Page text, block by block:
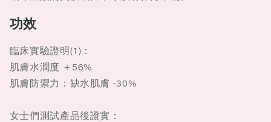
功效
臨床實驗證明(1)：
肌膚水潤度 ＋56%
肌膚防禦力：缺水肌膚 -30%
女士們測試產品後證實：